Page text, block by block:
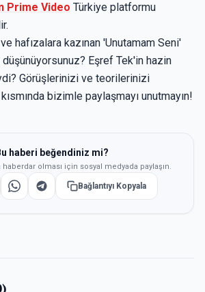
Prime Video Türkiye platformu
hafızalara kazınan 'Unutamam Seni'
düşünüyorsunuz? Eşref Tek'in hazin
Görüşlerinizi ve teorilerinizi
bizimle paylaşmayı unutmayın!
haberi beğendiniz mi?
haberdar olması için sosyal medyada paylaşın.
Bağlantıyı Kopyala